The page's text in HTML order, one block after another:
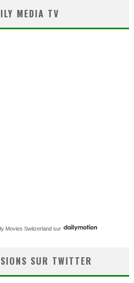
MEDIA TV
Movies Switzerland sur
SUR TWITTER